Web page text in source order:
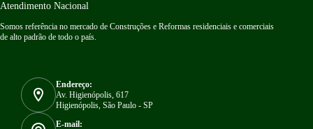
Atendimento Nacional
Somos referência no mercado de Construções e Reformas residenciais e comerciais
de alto padrão de todo o país.
Endereço:
Av. Higienópolis, 617
Higienópolis, São Paulo - SP
E-mail: